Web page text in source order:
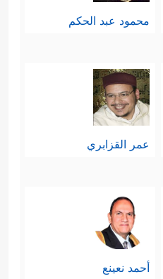
محمود عبد الحكم
عمر القزابري
أحمد نعينع